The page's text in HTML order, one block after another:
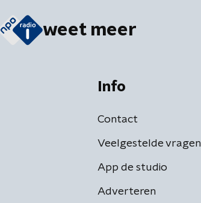
weet meer
Info
Contact
Veelgestelde vragen
App de studio
Adverteren